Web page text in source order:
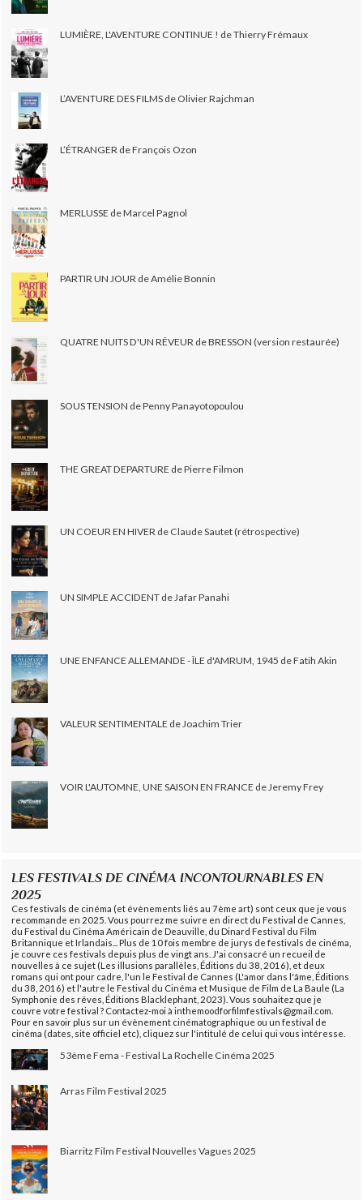
LUMIÈRE, L'AVENTURE CONTINUE ! de Thierry Frémaux
L’AVENTURE DES FILMS de Olivier Rajchman
L’ÉTRANGER de François Ozon
MERLUSSE de Marcel Pagnol
PARTIR UN JOUR de Amélie Bonnin
QUATRE NUITS D'UN RÊVEUR de BRESSON (version restaurée)
SOUS TENSION de Penny Panayotopoulou
THE GREAT DEPARTURE de Pierre Filmon
UN COEUR EN HIVER de Claude Sautet (rétrospective)
UN SIMPLE ACCIDENT de Jafar Panahi
UNE ENFANCE ALLEMANDE - ÎLE d'AMRUM, 1945 de Fatih Akin
VALEUR SENTIMENTALE de Joachim Trier
VOIR L'AUTOMNE, UNE SAISON EN FRANCE de Jeremy Frey
LES FESTIVALS DE CINÉMA INCONTOURNABLES EN
2025
Ces festivals de cinéma (et évènements liés au 7ème art) sont ceux que je vous
recommande en 2025. Vous pourrez me suivre en direct du Festival de Cannes,
du Festival du Cinéma Américain de Deauville, du Dinard Festival du Film
Britannique et Irlandais... Plus de 10 fois membre de jurys de festivals de cinéma,
je couvre ces festivals depuis plus de vingt ans. J'ai consacré un recueil de
nouvelles à ce sujet (Les illusions parallèles, Éditions du 38, 2016), et deux
romans qui ont pour cadre, l'un le Festival de Cannes (L'amor dans l'âme, Éditions
du 38, 2016) et l'autre le Festival du Cinéma et Musique de Film de La Baule (La
Symphonie des rêves, Éditions Blacklephant, 2023). Vous souhaitez que je
couvre votre festival ? Contactez-moi à inthemoodforfilmfestivals@gmail.com.
Pour en savoir plus sur un évènement cinématographique ou un festival de
cinéma (dates, site officiel etc), cliquez sur l'intitulé de celui qui vous intéresse.
53ème Fema - Festival La Rochelle Cinéma 2025
Arras Film Festival 2025
Biarritz Film Festival Nouvelles Vagues 2025